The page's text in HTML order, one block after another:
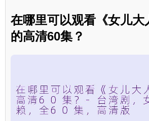
在哪里可以观看《女儿大
的高清60集？